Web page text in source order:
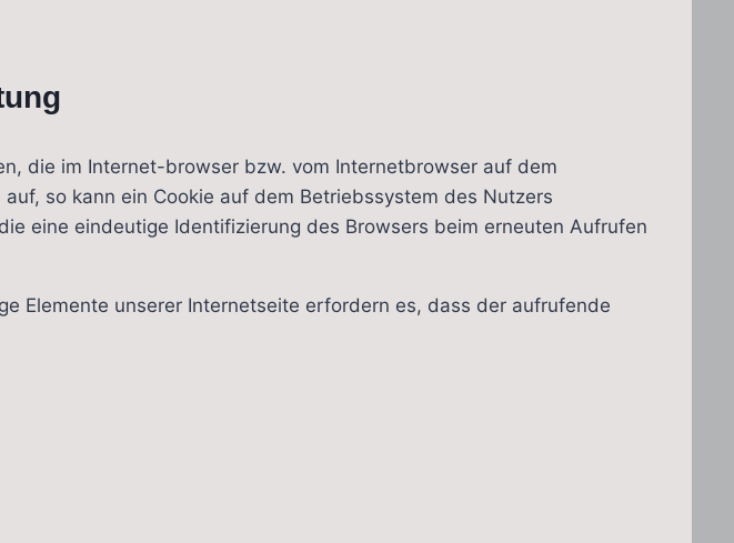
die im Internet-browser bzw. vom Internetbrowser auf dem
so kann ein Cookie auf dem Betriebssystem des Nutzers
eine eindeutige Identifizierung des Browsers beim erneuten Aufrufen
Elemente unserer Internetseite erfordern es, dass der aufrufende